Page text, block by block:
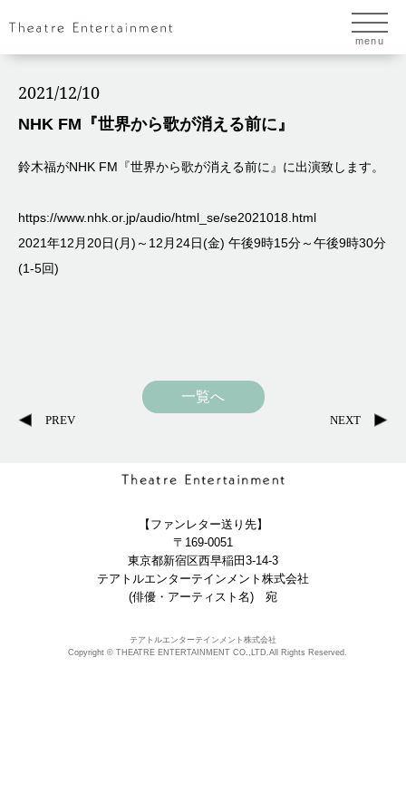
menu
2021/12/10
NHK FM『世界から歌が消える前に』
鈴木福がNHK FM『世界から歌が消える前に』に出演致します。
https://www.nhk.or.jp/audio/html_se/se2021018.html
2021年12月20日(月)～12月24日(金) 午後9時15分～午後9時30分
(1-5回)
一覧へ
PREV NEXT
【ファンレター送り先】
〒169-0051
東京都新宿区西早稲田3-14-3
テアトルエンターテインメント株式会社
(俳優・アーティスト名) 宛
テアトルエンターテインメント株式会社
Copyright © THEATRE ENTERTAINMENT CO.,LTD.All Rights Reserved.